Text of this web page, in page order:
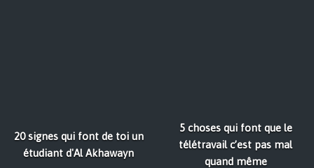
20 signes qui font de toi un
étudiant d'Al Akhawayn
5 choses qui font que le
télétravail c’est pas mal
quand même